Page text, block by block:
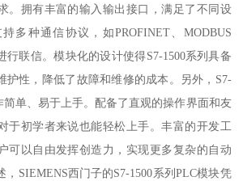
。拥有丰富的输入输出接口，满足了不同设
多种通信协议，如PROFINET、MODBUS
行联信。模块化的设计使得S7-1500系列具备
护性，降低了故障和维修的成本。另外，S7-
简单、易于上手。配备了直观的操作界面和友
于初学者来说也能轻松上手。丰富的开发工
可以自由发挥创造力，实现更多复杂的自动
SIEMENS西门子的S7-1500系列PLC模块凭